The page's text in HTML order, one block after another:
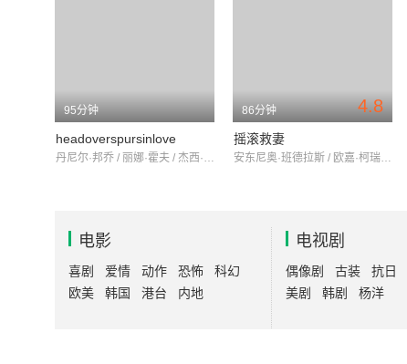
95分钟
headoverspursinlove
丹尼尔·邦乔 / 丽娜·霍夫 / 杰西·约翰逊
4.8
86分钟
摇滚救妻
安东尼奥·班德拉斯 / 欧嘉·柯瑞兰寇 / 本·库拉
电影
喜剧 爱情 动作 恐怖
科幻
欧美
韩国 港台 内地
电视剧
偶像剧 古装 抗日
美剧
韩剧 杨洋